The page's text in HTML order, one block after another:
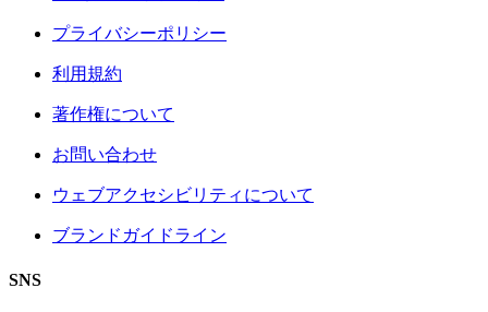
プライバシーポリシー
利用規約
著作権について
お問い合わせ
ウェブアクセシビリティについて
ブランドガイドライン
SNS